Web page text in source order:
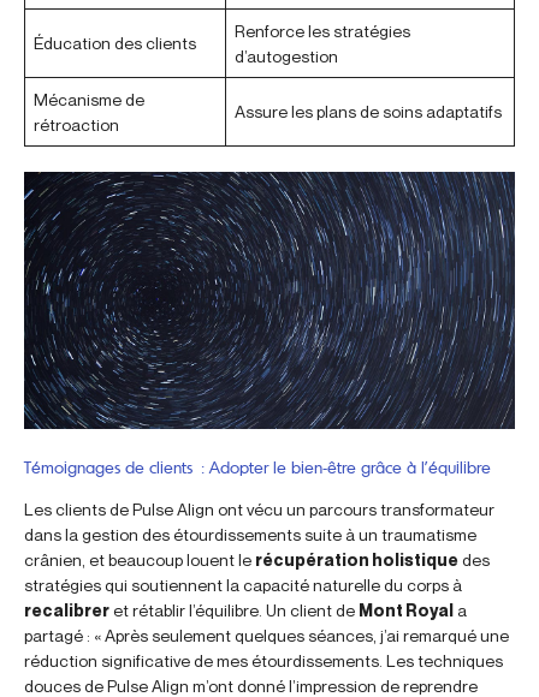
Éducation des clients
Renforce les stratégies
d’autogestion
Mécanisme de
rétroaction
Assure les plans de soins adaptatifs
Témoignages de clients : Adopter le bien-être grâce à l’équilibre
Les clients de Pulse Align ont vécu un parcours transformateur
dans la gestion des étourdissements suite à un traumatisme
crânien, et beaucoup louent le récupération holistiquedes
stratégies qui soutiennent la capacité naturelle du corps à
recalibreret rétablir l’équilibre. Un client de Mont Royal a
partagé : « Après seulement quelques séances, j’ai remarqué une
réduction significative de mes étourdissements. Les techniques
douces de Pulse Align m’ont donné l’impression de reprendre